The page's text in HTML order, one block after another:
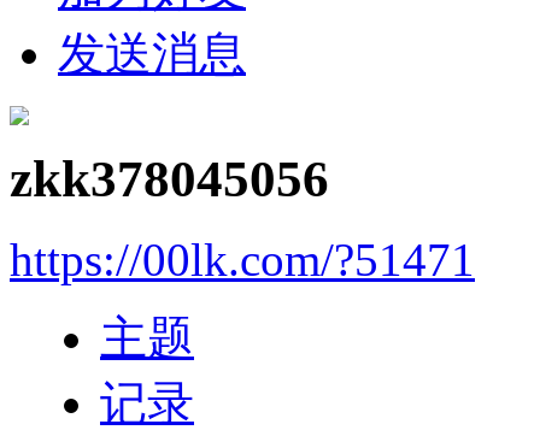
发送消息
zkk378045056
https://00lk.com/?51471
主题
记录